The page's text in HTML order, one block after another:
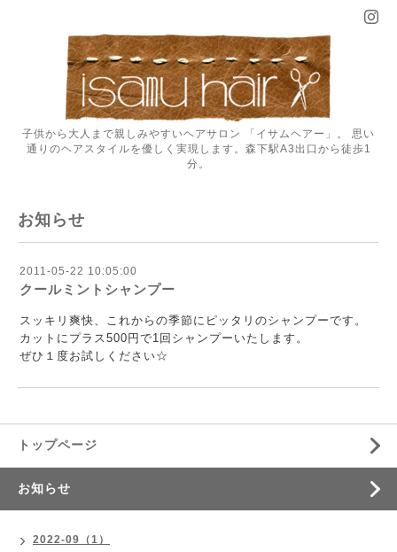
子供から大人まで親しみやすいヘアサロン 「イサムヘアー」。 思い
通りのヘアスタイルを優しく実現します。森下駅A3出口から徒歩1
分。
お知らせ
2011-05-22 10:05:00
クールミントシャンプー
スッキリ爽快、これからの季節にピッタリのシャンプーです。
カットにプラス500円で1回シャンプーいたします。
ぜひ１度お試しください☆
トップページ
お知らせ
2022-09（1）